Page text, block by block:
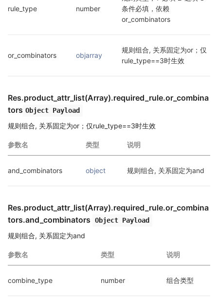
rule_type number
条件必填，依赖
or_combinators
or_combinators objarray
规则组合, 关系固定为or；仅
rule_type==3时生效
Res.product_attr_list(Array).required_rule.or_combina
tors Object Payload
规则组合, 关系固定为or；仅rule_type==3时生效
参数名 类型 说明
and_combinators object 规则组合, 关系固定为and
Res.product_attr_list(Array).required_rule.or_combina
tors.and_combinators Object Payload
规则组合, 关系固定为and
参数名 类型 说明
combine_type number 组合类型